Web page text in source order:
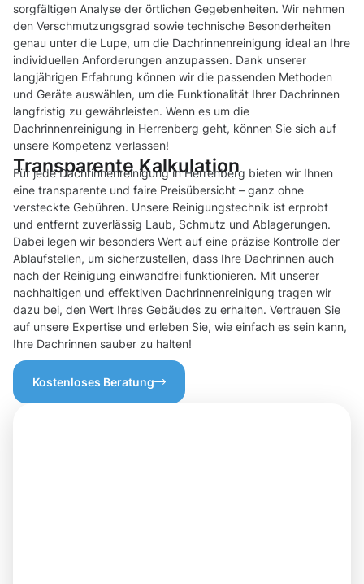
sorgfältigen Analyse der örtlichen Gegebenheiten. Wir nehmen
den Verschmutzungsgrad sowie technische Besonderheiten
genau unter die Lupe, um die Dachrinnenreinigung ideal an Ihre
individuellen Anforderungen anzupassen. Dank unserer
langjährigen Erfahrung können wir die passenden Methoden
und Geräte auswählen, um die Funktionalität Ihrer Dachrinnen
langfristig zu gewährleisten. Wenn es um die
Dachrinnenreinigung in Herrenberg geht, können Sie sich auf
unsere Kompetenz verlassen!
Transparente Kalkulation
Für jede Dachrinnenreinigung in Herrenberg bieten wir Ihnen
eine transparente und faire Preisübersicht – ganz ohne
versteckte Gebühren. Unsere Reinigungstechnik ist erprobt
und entfernt zuverlässig Laub, Schmutz und Ablagerungen.
Dabei legen wir besonders Wert auf eine präzise Kontrolle der
Ablaufstellen, um sicherzustellen, dass Ihre Dachrinnen auch
nach der Reinigung einwandfrei funktionieren. Mit unserer
nachhaltigen und effektiven Dachrinnenreinigung tragen wir
dazu bei, den Wert Ihres Gebäudes zu erhalten. Vertrauen Sie
auf unsere Expertise und erleben Sie, wie einfach es sein kann,
Ihre Dachrinnen sauber zu halten!
Kostenloses Beratung